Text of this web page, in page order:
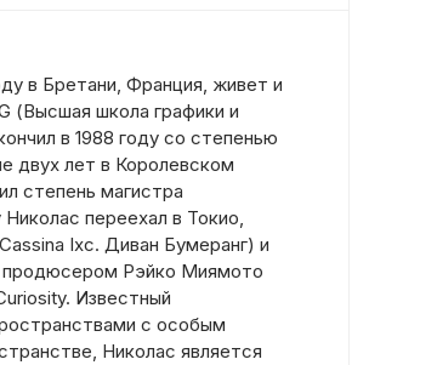
в Бретани, Франция, живет и
(Высшая школа графики и
в 1988 году со степенью
двух лет в Королевском
степень магистра
переехал в Токио,
Ixc. Диван Бумеранг) и
продюсером Рэйко Миямото
Известный
с особым
Николас является